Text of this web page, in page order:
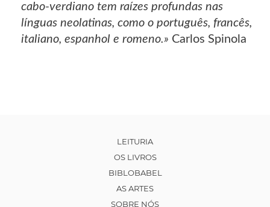
cabo-verdiano tem raízes profundas nas
línguas neolatinas, como o português, francês,
italiano, espanhol e romeno.» Carlos Spinola
LEITURIA
OS LIVROS
BIBLOBABEL
AS ARTES
SOBRE NÓS